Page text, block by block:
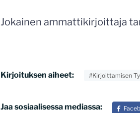
Jokainen ammattikirjoittaja
Kirjoituksen aiheet: #Kirjoittamisen
Jaa sosiaalisessa mediassa: